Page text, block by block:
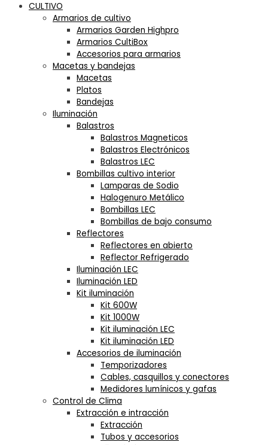
CULTIVO
Armarios de cultivo
Armarios Garden Highpro
Armarios CultiBox
Accesorios para armarios
Macetas y bandejas
Macetas
Platos
Bandejas
Iluminación
Balastros
Balastros Magneticos
Balastros Electrónicos
Balastros LEC
Bombillas cultivo interior
Lamparas de Sodio
Halogenuro Metálico
Bombillas LEC
Bombillas de bajo consumo
Reflectores
Reflectores en abierto
Reflector Refrigerado
Iluminación LEC
Iluminación LED
Kit iluminación
Kit 600W
Kit 1000W
Kit iluminación LEC
Kit iluminación LED
Accesorios de iluminación
Temporizadores
Cables, casquillos y conectores
Medidores lumínicos y gafas
Control de Clima
Extracción e intracción
Extracción
Tubos y accesorios